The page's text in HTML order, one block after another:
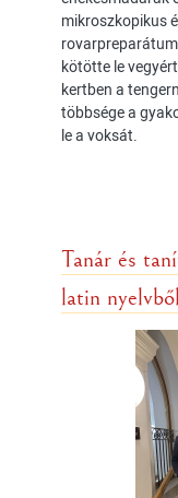
mikroszkopikus
kötötte le
kertben a
többsége a
le a voksát.
Tanár és
latin nyelvből